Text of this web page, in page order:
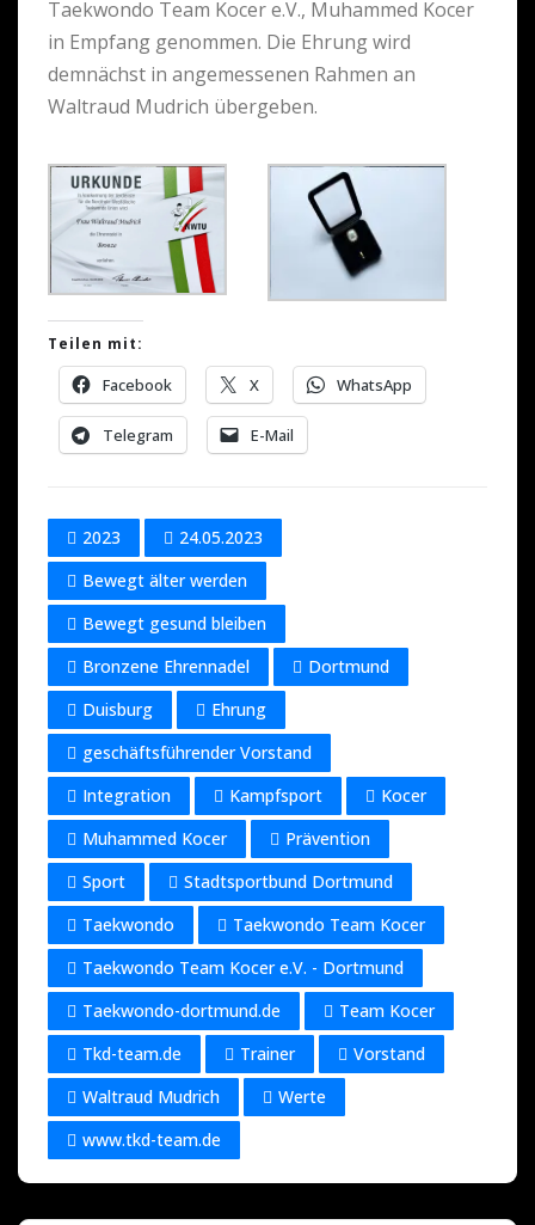
Taekwondo Team Kocer e.V., Muhammed Kocer
in Empfang genommen. Die Ehrung wird
demnächst in angemessenen Rahmen an
Waltraud Mudrich übergeben.
Teilen mit:
Facebook X WhatsApp
Telegram E-Mail
2023
24.05.2023
Bewegt älter werden
Bewegt gesund bleiben
Bronzene Ehrennadel
Dortmund
Duisburg
Ehrung
geschäftsführender Vorstand
Integration
Kampfsport
Kocer
Muhammed Kocer
Prävention
Sport
Stadtsportbund Dortmund
Taekwondo
Taekwondo Team Kocer
Taekwondo Team Kocer e.V. - Dortmund
Taekwondo-dortmund.de
Team Kocer
Tkd-team.de
Trainer
Vorstand
Waltraud Mudrich
Werte
www.tkd-team.de